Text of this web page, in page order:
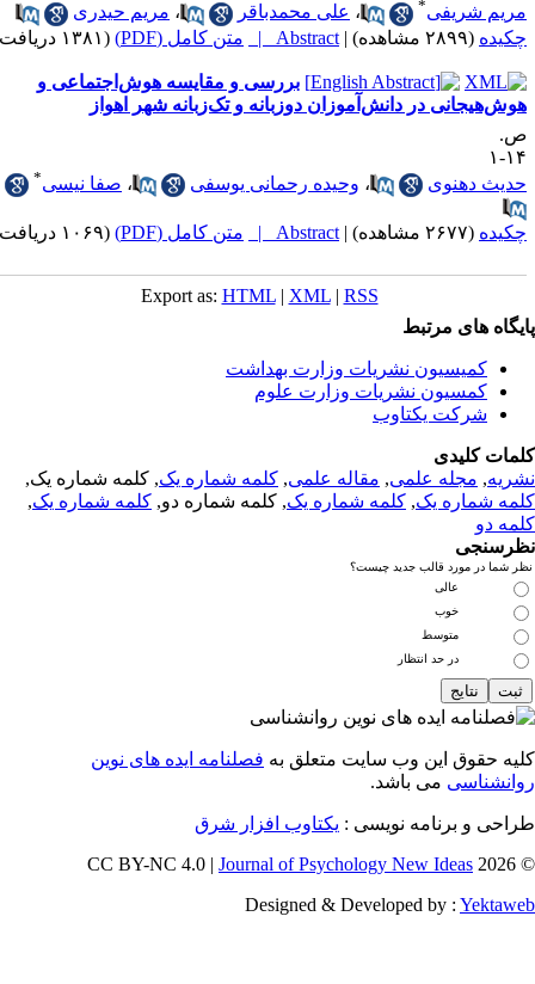
شریفی
،علی محمدباقر ،مریم حیدری
(۲۸۹۹ مشاهده) |
Abstract | متن کامل (PDF) (۱۳۸۱ دریافت)
بررسی و مقایسه هوش‌اجتماعی و
‌در دانش‌آموزان دوزبانه و تک‌زبانه شهر اهواز
۱
دهنوی
،وحیده رحمانی یوسفی ،صفا نیسی
(۲۶۷۷ مشاهده) |
Abstract | متن کامل (PDF) (۱۰۶۹ دریافت)
Export as:HTML|XML|RSS
های مرتبط
کمیسیون نشریات وزارت بهداشت
کمسیون نشریات وزارت علوم
شرکت یکتاوب
کلیدی
,مجله علمی, مقاله علمی, کلمه شماره یک, کلمه شماره یک,
شماره یک,کلمه شماره یک, کلمه شماره دو,کلمه شماره یک,
دو
شما در مورد قالب جدید چیست؟
عالی
خوب
متوسط
در حد انتظار
حقوق این وب سایت متعلق بهفصلنامه ایده های نوین
می باشد.
و برنامه نویسی : یکتاوب افزار شرق
©
Journal of Psychology New Ideas
Designed & Developed by :